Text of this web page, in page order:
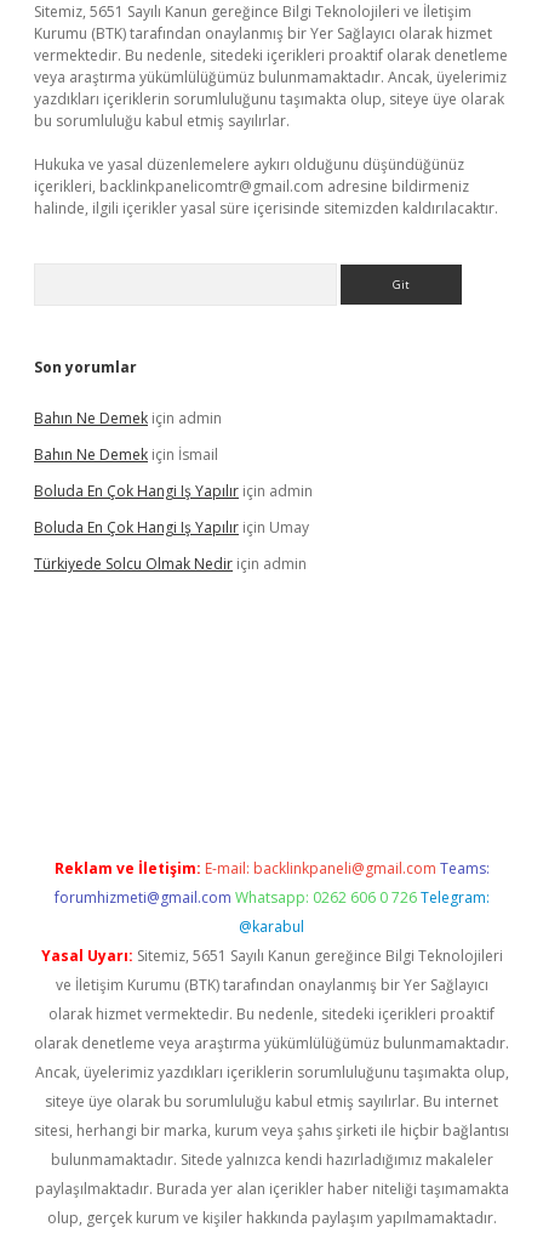
Sitemiz, 5651 Sayılı Kanun gereğince Bilgi Teknolojileri ve İletişim
Kurumu (BTK) tarafından onaylanmış bir Yer Sağlayıcı olarak hizmet
vermektedir. Bu nedenle, sitedeki içerikleri proaktif olarak denetleme
veya araştırma yükümlülüğümüz bulunmamaktadır. Ancak, üyelerimiz
yazdıkları içeriklerin sorumluluğunu taşımakta olup, siteye üye olarak
bu sorumluluğu kabul etmiş sayılırlar.
Hukuka ve yasal düzenlemelere aykırı olduğunu düşündüğünüz
içerikleri, backlinkpanelicomtr@gmail.com adresine bildirmeniz
halinde, ilgili içerikler yasal süre içerisinde sitemizden kaldırılacaktır.
Son yorumlar
Bahın Ne Demek için admin
Bahın Ne Demek için İsmail
Boluda En Çok Hangi Iş Yapılır için admin
Boluda En Çok Hangi Iş Yapılır için Umay
Türkiyede Solcu Olmak Nedir için admin
Reklam ve İletişim: E-mail: backlinkpaneli@gmail.com Teams:
forumhizmeti@gmail.com Whatsapp: 0262 606 0 726 Telegram:
@karabul
Yasal Uyarı: Sitemiz, 5651 Sayılı Kanun gereğince Bilgi Teknolojileri
ve İletişim Kurumu (BTK) tarafından onaylanmış bir Yer Sağlayıcı
olarak hizmet vermektedir. Bu nedenle, sitedeki içerikleri proaktif
olarak denetleme veya araştırma yükümlülüğümüz bulunmamaktadır.
Ancak, üyelerimiz yazdıkları içeriklerin sorumluluğunu taşımakta olup,
siteye üye olarak bu sorumluluğu kabul etmiş sayılırlar. Bu internet
sitesi, herhangi bir marka, kurum veya şahıs şirketi ile hiçbir bağlantısı
bulunmamaktadır. Sitede yalnızca kendi hazırladığımız makaleler
paylaşılmaktadır. Burada yer alan içerikler haber niteliği taşımamakta
olup, gerçek kurum ve kişiler hakkında paylaşım yapılmamaktadır.